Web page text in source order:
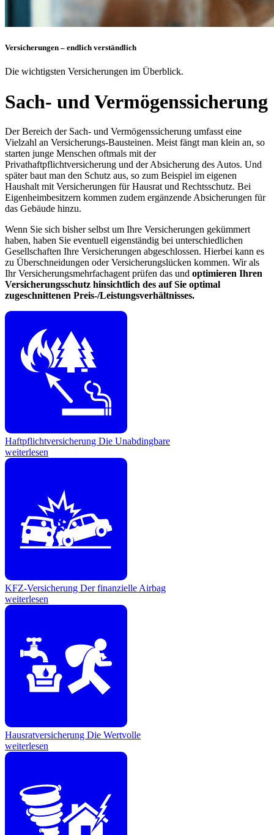
Versicherungen – endlich verständlich
Die wichtigsten Versicherungen im Überblick.
Sach- und Vermögenssicherung
Der Bereich der Sach- und Vermögenssicherung umfasst eine
Vielzahl an Versicherungs-Bausteinen. Meist fängt man klein an, so
starten junge Menschen oftmals mit der
Privathaftpflichtversicherung und der Absicherung des Autos. Und
später baut man den Schutz aus, so zum Beispiel im eigenen
Haushalt mit Versicherungen für Hausrat und Rechtsschutz. Bei
Eigenheimbesitzern kommen zudem ergänzende Absicherungen für
das Gebäude hinzu.
Wenn Sie sich bisher selbst um Ihre Versicherungen gekümmert
haben, haben Sie eventuell eigenständig bei unterschiedlichen
Gesellschaften Ihre Versicherungen abgeschlossen. Hierbei kann es
zu Überschneidungen oder Versicherungslücken kommen. Wir als
Ihr Versicherungsmehrfachagent prüfen das und optimieren Ihren
Versicherungsschutz hinsichtlich des auf Sie optimal
zugeschnittenen Preis-/Leistungsverhältnisses.
Haftpflichtversicherung Die Unabdingbare
weiterlesen
KFZ-Versicherung Der finanzielle Airbag
weiterlesen
Hausratversicherung Die Wertvolle
weiterlesen